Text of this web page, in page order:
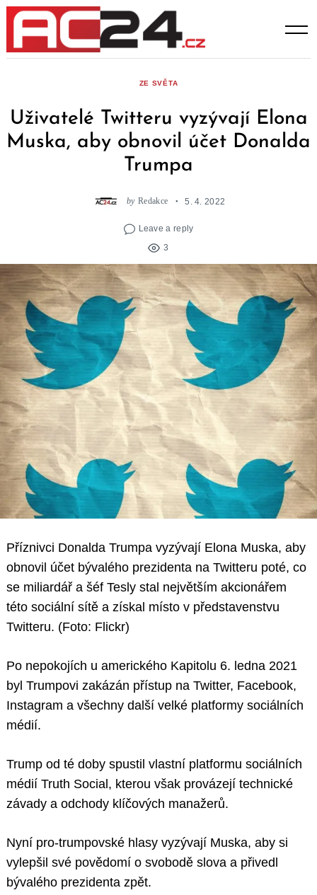
Skip
content
ZE SVĚTA
Uživatelé Twitteru vyzývají Elona
Muska, aby obnovil účet Donalda
Trumpa
by Redakce 5. 4. 2022
Leave a reply
3
Příznivci Donalda Trumpa vyzývají Elona Muska, aby
obnovil účet bývalého prezidenta na Twitteru poté, co
se miliardář a šéf Tesly stal největším akcionářem
této sociální sítě a získal místo v představenstvu
Twitteru. (Foto: Flickr)
Po nepokojích u amerického Kapitolu 6. ledna 2021
byl Trumpovi zakázán přístup na Twitter, Facebook,
Instagram a všechny další velké platformy sociálních
médií.
Trump od té doby spustil vlastní platformu sociálních
médií Truth Social, kterou však provázejí technické
závady a odchody klíčových manažerů.
Nyní pro-trumpovské hlasy vyzývají Muska, aby si
vylepšil své povědomí o svobodě slova a přivedl
bývalého prezidenta zpět.